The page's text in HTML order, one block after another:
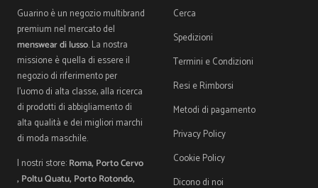
Guarino è un negozio multibrand
premium nel mercato del
menswear di lusso. La nostra
missione è quella di essere il
negozio di riferimento per
l'uomo di alta classe, alla ricerca
di prodotti di abbigliamento di
alta qualità e dei migliori marchi
di moda maschile.
I nostri store:Roma, Porto Cervo
, Poltu Quatu, Porto Rotondo,
Cerca
Spedizioni
Termini e Condizioni
Resi e Rimborsi
Metodi di pagamento
Privacy Policy
Cookie Policy
Dicono di noi